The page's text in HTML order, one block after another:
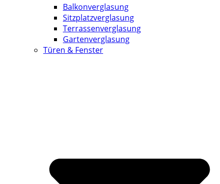
Balkonverglasung
Sitzplatzverglasung
Terrassenverglasung
Gartenverglasung
Türen & Fenster